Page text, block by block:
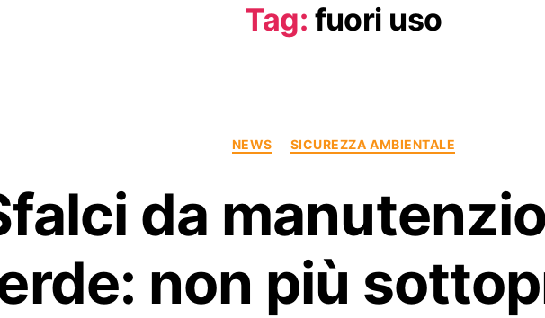
Tag: fuori uso
NEWS SICUREZZA AMBIENTALE
da
non più